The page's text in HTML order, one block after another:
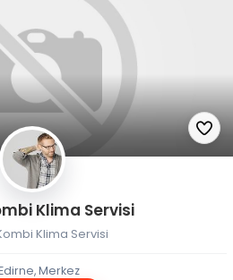
Klima Servisi
Klima Servisi
Merkez